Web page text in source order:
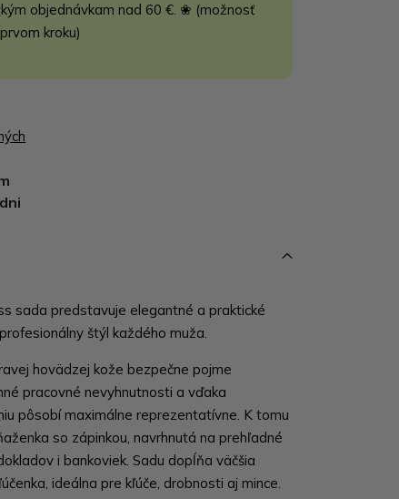
objednávkam nad 60 €. ❀ (možnosť
kroku)
sada predstavuje elegantné a praktické
štýl každého muža.
hovädzej kože bezpečne pojme
pracovné nevyhnutnosti a vďaka
pôsobí maximálne reprezentatívne. K tomu
so zápinkou, navrhnutá na prehľadné
i bankoviek. Sadu dopĺňa väčšia
ideálna pre kľúče, drobnosti aj mince.